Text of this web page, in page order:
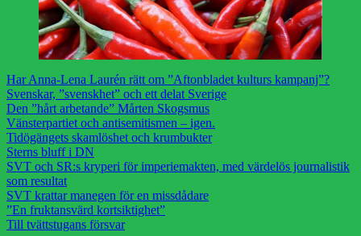
Har Anna-Lena Laurén rätt om ”Aftonbladet kulturs kampanj”?
Svenskar, ”svenskhet” och ett delat Sverige
Den ”hårt arbetande” Mårten Skogsmus
Vänsterpartiet och antisemitismen – igen.
Tidögängets skamlöshet och krumbukter
Sterns bluff i DN
SVT och SR:s kryperi för imperiemakten, med värdelös journalistik
som resultat
SVT krattar manegen för en missdådare
”En fruktansvärd kortsiktighet”
Till tvättstugans försvar